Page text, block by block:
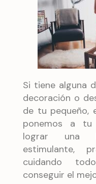
Si tiene alguna
decoración o
de tu pequeño,
ponemos a tu
lograr una
estimulante,
cuidando
conseguir el